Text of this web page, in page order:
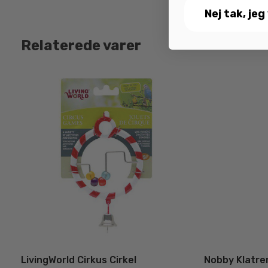
Relaterede varer
LivingWorld Cirkus Cirkel Nobby
Nej tak,